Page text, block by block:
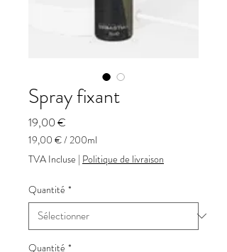
Spray fixant
19,00 €
19,00 €/200ml
19,00 €
pour
Millilitres
TVA Incluse | Politique de livraison
Quantité *
Quantité *